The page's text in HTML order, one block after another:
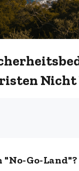
Nicht
Go-Land"?